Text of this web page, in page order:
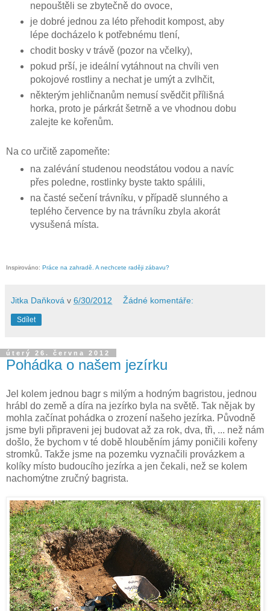
nepouštěli se zbytečně do ovoce,
je dobré jednou za léto přehodit kompost, aby
lépe docházelo k potřebnému tlení,
chodit bosky v trávě (pozor na včelky),
pokud prší, je ideální vytáhnout na chvíli ven
pokojové rostliny a nechat je umýt a zvlhčit,
některým jehličnanům nemusí svědčit přílišná
horka, proto je párkrát šetrně a ve vhodnou dobu
zalejte ke kořenům.
Na co určitě zapomeňte:
na zalévání studenou neodstátou vodou a navíc
přes poledne, rostlinky byste takto spálili,
na časté sečení trávníku, v případě slunného a
teplého července by na trávníku zbyla akorát
vysušená místa.
Inspirováno: Práce na zahradě. A nechcete raději zábavu?
Jitka Daňková v 6/30/2012 Žádné komentáře:
Sdílet
úterý 26. června 2012
Pohádka o našem jezírku
Jel kolem jednou bagr s milým a hodným bagristou, jednou
hrábl do země a díra na jezírko byla na světě. Tak nějak by
mohla začínat pohádka o zrození našeho jezírka. Původně
jsme byli připraveni jej budovat až za rok, dva, tři, ... než nám
došlo, že bychom v té době hlouběním jámy poničili kořeny
stromků. Takže jsme na pozemku vyznačili provázkem a
kolíky místo budoucího jezírka a jen čekali, než se kolem
nachomýtne zručný bagrista.